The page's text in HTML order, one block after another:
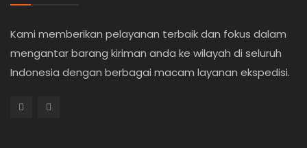
Kami memberikan pelayanan terbaik dan fokus dalam
mengantar barang kiriman anda ke wilayah di seluruh
Indonesia dengan berbagai macam layanan ekspedisi.